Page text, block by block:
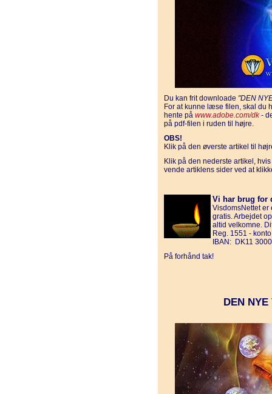
Du kan frit downloade "DEN
For at kunne læse filen, skal du
hente på www.adobe.com/dk-
på pdf-filen i ruden til højre.
OBS!
Klik på den øverste artikel til
Klik på den nederste artikel,
vende artiklens sider ved at
Vi har brug for
VisdomsNettet er
gratis. Arbejdet
altid velkomne.
Reg. 1551 -
IBAN: DK11
På forhånd tak!
DEN NYE